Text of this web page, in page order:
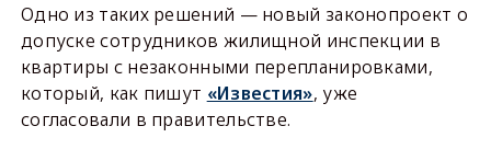
Одно из таких решений — новый законопроект о
допуске сотрудников жилищной инспекции в
квартиры с незаконными перепланировками,
который, как пишут «Известия», уже
согласовали в правительстве.